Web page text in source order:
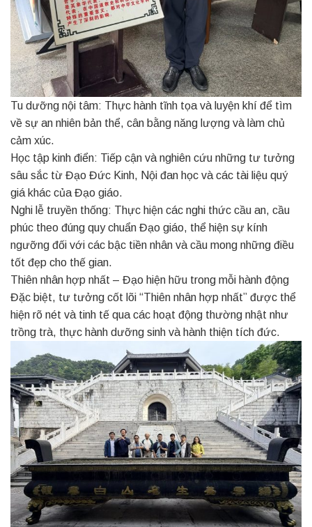
Tu dưỡng nội tâm: Thực hành tĩnh tọa và luyện khí để tìm
về sự an nhiên bản thể, cân bằng năng lượng và làm chủ
cảm xúc.
Học tập kinh điển: Tiếp cận và nghiên cứu những tư tưởng
sâu sắc từ Đạo Đức Kinh, Nội đan học và các tài liệu quý
giá khác của Đạo giáo.
Nghi lễ truyền thống: Thực hiện các nghi thức cầu an, cầu
phúc theo đúng quy chuẩn Đạo giáo, thể hiện sự kính
ngưỡng đối với các bậc tiền nhân và cầu mong những điều
tốt đẹp cho thế gian.
Thiên nhân hợp nhất – Đạo hiện hữu trong mỗi hành động
Đặc biệt, tư tưởng cốt lõi “Thiên nhân hợp nhất” được thể
hiện rõ nét và tinh tế qua các hoạt động thường nhật như
trồng trà, thực hành dưỡng sinh và hành thiện tích đức.